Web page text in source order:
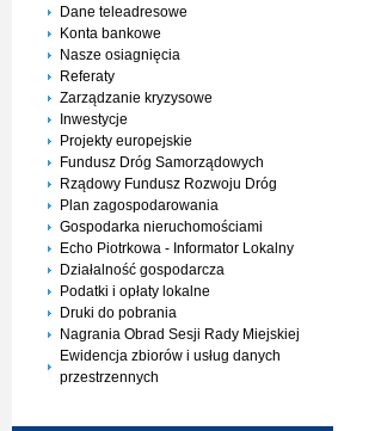
Dane teleadresowe
Konta bankowe
Nasze osiagnięcia
Referaty
Zarządzanie kryzysowe
Inwestycje
Projekty europejskie
Fundusz Dróg Samorządowych
Rządowy Fundusz Rozwoju Dróg
Plan zagospodarowania
Gospodarka nieruchomościami
Echo Piotrkowa - Informator Lokalny
Działalność gospodarcza
Podatki i opłaty lokalne
Druki do pobrania
Nagrania Obrad Sesji Rady Miejskiej
Ewidencja zbiorów i usług danych
przestrzennych